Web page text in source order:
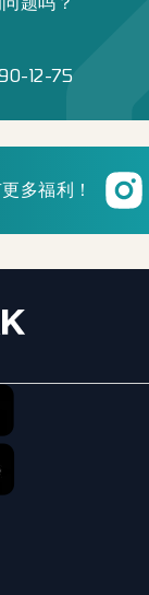
题吗？
12-75
多福利！